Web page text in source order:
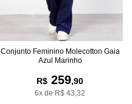
Conjunto Feminino Molecotton Gaia
Azul Marinho
R$ 259,90
6x de R$ 43,32